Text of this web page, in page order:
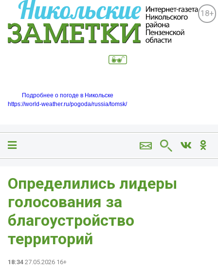
18+
Подробнее о погоде в Никольске
https://world-weather.ru/pogoda/russia/tomsk/
Определились лидеры
голосования за
благоустройство
территорий
18:34 27.05.2026 16+